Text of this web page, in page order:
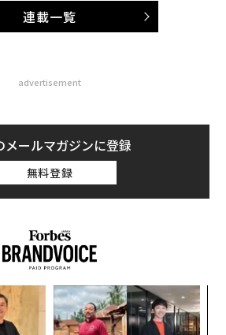
連載一覧
advertisement
メールマガジンに登録
無料登録